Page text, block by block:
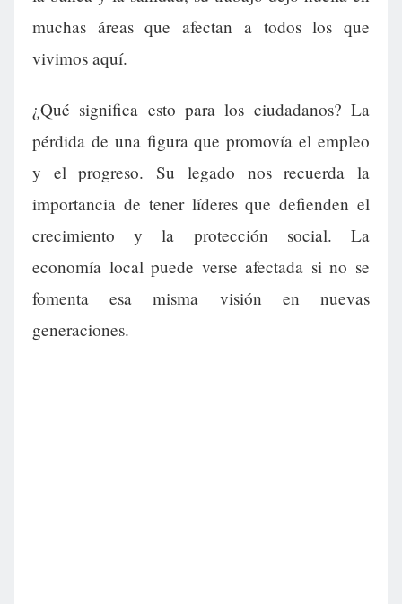
muchas áreas que afectan a todos los que
vivimos aquí.
¿Qué significa esto para los ciudadanos? La
pérdida de una figura que promovía el empleo
y el progreso. Su legado nos recuerda la
importancia de tener líderes que defienden el
crecimiento y la protección social. La
economía local puede verse afectada si no se
fomenta esa misma visión en nuevas
generaciones.